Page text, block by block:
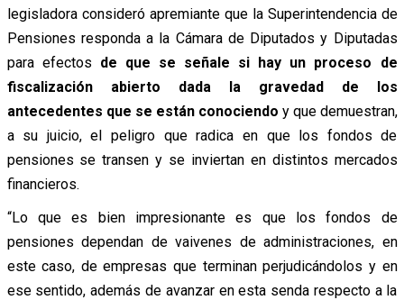
legisladora consideró apremiante que la Superintendencia de
Pensiones responda a la Cámara de Diputados y Diputadas
para efectos de que se señale si hay un proceso de
fiscalización abierto dada la gravedad de los
antecedentes que se están conociendo y que demuestran,
a su juicio, el peligro que radica en que los fondos de
pensiones se transen y se inviertan en distintos mercados
financieros.
“Lo que es bien impresionante es que los fondos de
pensiones dependan de vaivenes de administraciones, en
este caso, de empresas que terminan perjudicándolos y en
ese sentido, además de avanzar en esta senda respecto a la